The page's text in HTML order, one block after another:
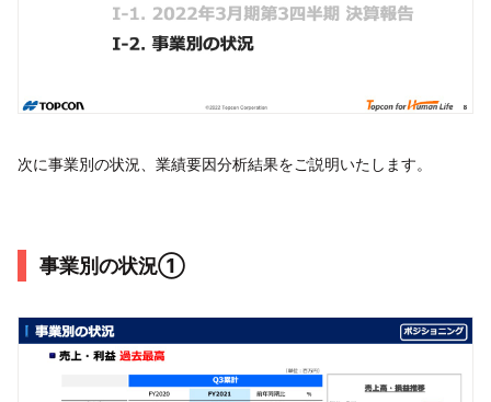
次に事業別の状況、業績要因分析結果をご説明いたします。
事業別の状況①